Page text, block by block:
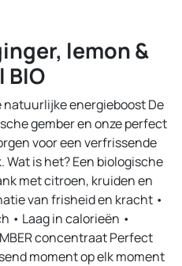
lemon &
BIO
natuurlijke energieboost De
gember en onze perfect
voor een verfrissende
is het? Een biologische
met citroen, kruiden en
van frisheid en kracht •
• Laag in calorieën •
concentraat Perfect
moment op elk moment